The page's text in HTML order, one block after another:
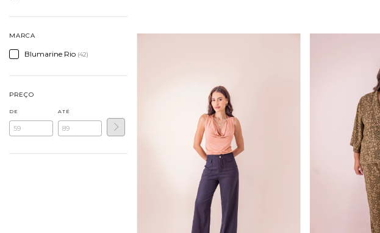
MARCA
Blumarine Rio (42)
PREÇO
DE ATÉ